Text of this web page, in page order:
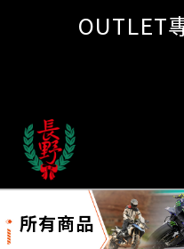
OUTLET
所有商品